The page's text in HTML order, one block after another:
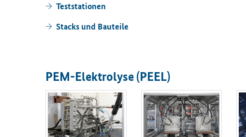
Test­sta­tio­nen
Stacks und Bau­tei­le
PEM-​Elektrolyse (PEEL)